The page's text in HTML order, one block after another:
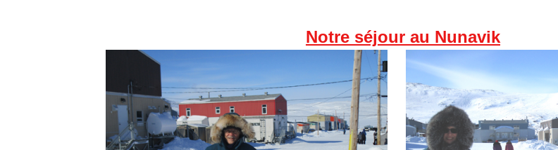
Notre séjour au Nunavik